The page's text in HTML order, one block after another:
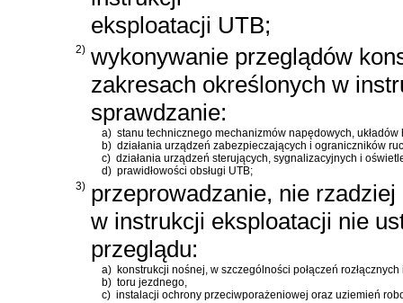
eksploatacji UTB;
2) wykonywanie przeglądów
zakresach określonych w
sprawdzanie:
a) stanu technicznego mechanizmów napędowych,
b) działania urządzeń zabezpieczających i ograniczników
c) działania urządzeń sterujących, sygnalizacyjnych i
d) prawidłowości obsługi UTB;
3) przeprowadzanie, nie
w instrukcji eksploatacji nie
przeglądu:
a) konstrukcji nośnej, w szczególności połączeń rozłącznych
b) toru jezdnego,
c) instalacji ochrony przeciwporażeniowej oraz uziemień